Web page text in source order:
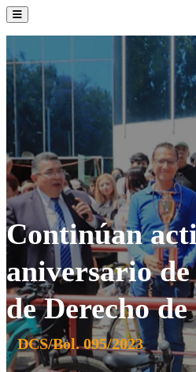
Admisión
Oferta Académica
Servicios
Comunidad UATx
Continúan
aniversario
de Derecho
DCS/Bol. 095/2023